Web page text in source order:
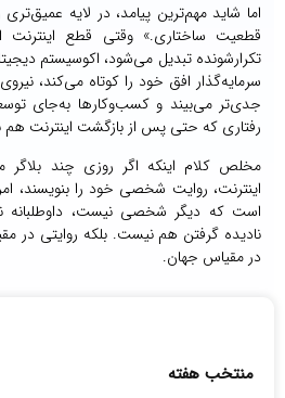
اما شاید مهم‌ترین پیامد، در لایه
قطعیت ساختاری.» وقتی قطع اینترنت
تکرارشونده تبدیل می‌شود، اکوسیستم
سرمایه‌گذار افق خود را کوتاه می‌کند،
جدی‌تر می‌بیند و کسب‌وکارها به‌جای
رفتاری که حتی پس از بازگشت اینترنت هم
مخلص کلام اینکه اگر روزی چند بلاگر
اینترنت، روایت شخصی خود را بنویسند،
است که دیگر شخصی نیست، داوطلبانه
نادیده گرفتن هم نیست. بلکه روایتی
در مقیاس جهان.
منتخب هفته